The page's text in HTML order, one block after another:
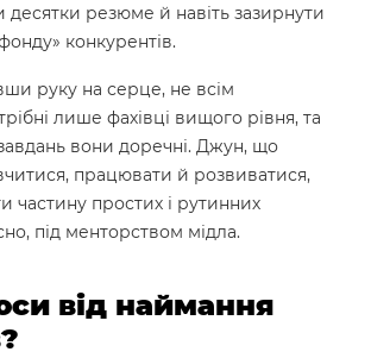
десятки резюме й навіть зазирнути
конкурентів.
руку на серце, не всім
лише фахівці вищого рівня, та
вони доречні. Джун, що
працювати й розвиватися,
частину простих і рутинних
під менторством мідла.
від наймання